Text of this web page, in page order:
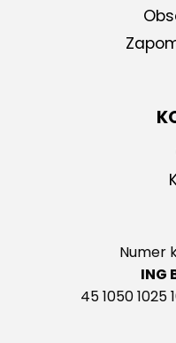
Numer
ING
45 1050 1025